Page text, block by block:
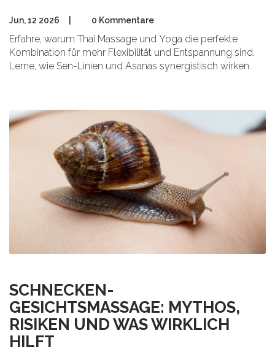
Jun, 12 2026 0 Kommentare
Erfahre, warum Thai Massage und Yoga die perfekte
Kombination für mehr Flexibilität und Entspannung sind.
Lerne, wie Sen-Linien und Asanas synergistisch wirken.
SCHNECKEN-
GESICHTSMASSAGE: MYTHOS,
RISIKEN UND WAS WIRKLICH
HILFT